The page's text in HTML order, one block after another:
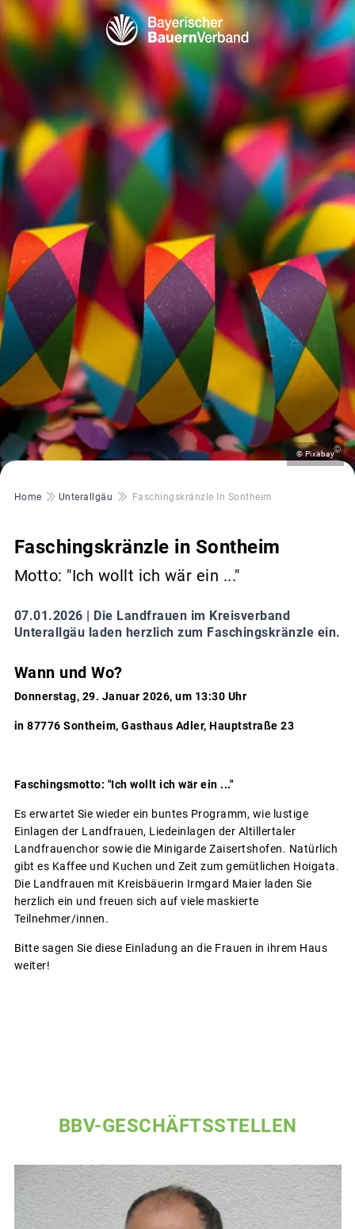
© Pixabay©
Pfadnavigation
Home Unterallgäu Faschingskränzle In Sontheim
Faschingskränzle in Sontheim
Motto: "Ich wollt ich wär ein ..."
07.01.2026 | Die Landfrauen im Kreisverband
Unterallgäu laden herzlich zum Faschingskränzle ein.
Wann und Wo?
Donnerstag, 29. Januar 2026, um 13:30 Uhr
in 87776 Sontheim, Gasthaus Adler, Hauptstraße 23
Faschingsmotto: "Ich wollt ich wär ein ..."
Es erwartet Sie wieder ein buntes Programm, wie lustige
Einlagen der Landfrauen, Liedeinlagen der Altillertaler
Landfrauenchor sowie die Minigarde Zaisertshofen. Natürlich
gibt es Kaffee und Kuchen und Zeit zum gemütlichen Hoigata.
Die Landfrauen mit Kreisbäuerin Irmgard Maier laden Sie
herzlich ein und freuen sich auf viele maskierte
Teilnehmer/innen.
Bitte sagen Sie diese Einladung an die Frauen in ihrem Haus
weiter!
BBV-GESCHÄFTSSTELLEN